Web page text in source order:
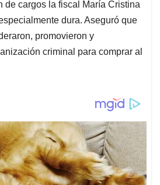
de cargos la fiscal María Cristina
dura. Aseguró que
promovieron y
criminal para comprar al